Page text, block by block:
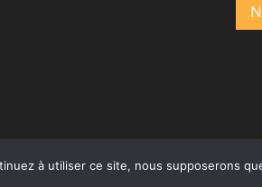
à utiliser ce site, nous supposerons